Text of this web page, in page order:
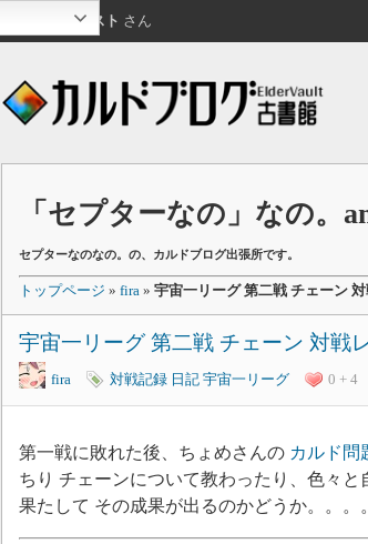
ゲスト さん
「セプターなの」なの。
セプターなのなの。の、カルドブログ出張所です。
トップページ » fira » 宇宙一リーグ 第二戦 チェーン
宇宙一リーグ 第二戦 チェーン 対戦
fira 対戦記録 日記 宇宙一リーグ 0 + 4
第一戦に敗れた後、ちょめさんの カルド問
ちり チェーンについて教わったり、色々と
果たして その成果が出るのかどうか。。。